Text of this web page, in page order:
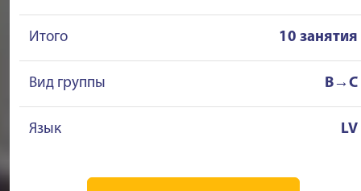
Итого 10 занятия
Вид группы B→C
Язык LV